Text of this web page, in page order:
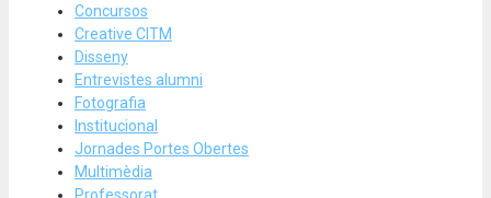
Concursos
Creative CITM
Disseny
Entrevistes alumni
Fotografia
Institucional
Jornades Portes Obertes
Multimèdia